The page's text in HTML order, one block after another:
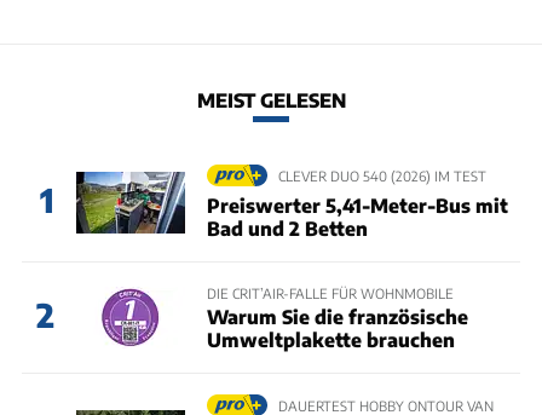
MEIST GELESEN
1
CLEVER DUO 540 (2026) IM TEST
Preiswerter 5,41-Meter-Bus mit
Bad und 2 Betten
2
DIE CRIT’AIR-FALLE FÜR WOHNMOBILE
Warum Sie die französische
Umweltplakette brauchen
DAUERTEST HOBBY ONTOUR VAN